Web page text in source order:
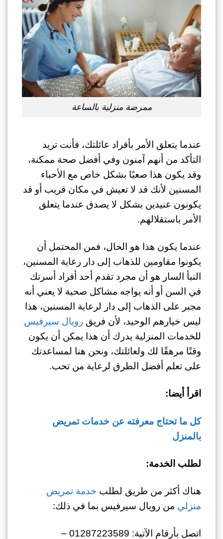
ممرضة منزلية بالساعة
عندما يتعلق الأمر بأفراد عائلتك، فأنت تريد
التأكد من أنهم آمنون وفي أفضل صحة ممكنة،
وقد يكون هذا صعبًا بشكل خاص مع الأحباء
المسنين لأنك قد لا تعيش في مكان قريب أو قد
يكونون عنيدين بشكل لا يصدق عندما يتعلق
الأمر باستقلالهم.
عندما يكون هذا هو الحال، فمن المحتمل أن
يكونوا مقاومين للذهاب إلى دار رعاية المسنين،
النبأ السار هو أن مجرد تقدم أحد أفراد أسرتك
في السن أو أنه يواجه مشاكل صحية لا يعني أنه
مجبر على الذهاب إلى دار لرعاية المسنين، هذا
ليس خيارهم الوحيد، لأن فريق رويال سيرفيس
للخدمات المنزلية يدرك أن هذا يمكن أن يكون
وقتًا مرهقًا لك ولعائلتك، ونحن هنا لمساعدتك
على تعلم أفضل الطرق لرعاية من تحب.
اقرأ أيضا:
كل ما تحتاج معرفته عن خدمات تمريض
بالمنزل
لطلب الخدمة:
هناك أكثر من طريق لطلب خدمة تمريض
منزلي من رويال سيرفيس بما في ذلك:
اتصل بأرقام الآتية: 01287223589 –